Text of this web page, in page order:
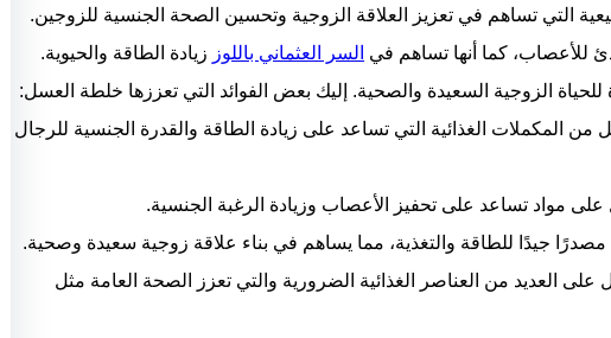
التي تساهم في تعزيز العلاقة الزوجية وتحسين الصحة الجنسية للزوجين.
كما أنها تساهم في السر العثماني باللوز زيادة الطاقة والحيوية.
الزوجية السعيدة والصحية. إليك بعض الفوائد التي تعززها خلطة العسل:
من المكملات الغذائية التي تساعد على زيادة الطاقة والقدرة الجنسية للرجال
العديد من العناصر الغذائية الضرورية والتي تعزز الصحة العامة مثل